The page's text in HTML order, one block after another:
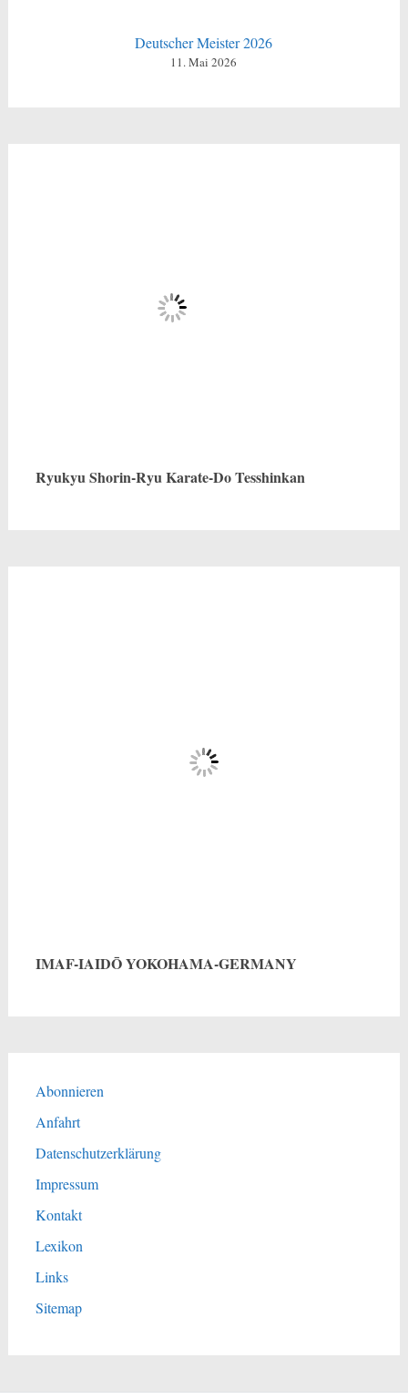
Deutscher Meister 2026
11. Mai 2026
Ryukyu Shorin-Ryu Karate-Do Tesshinkan
IMAF-IAIDŌ YOKOHAMA-GERMANY
Abonnieren
Anfahrt
Datenschutzerklärung
Impressum
Kontakt
Lexikon
Links
Sitemap